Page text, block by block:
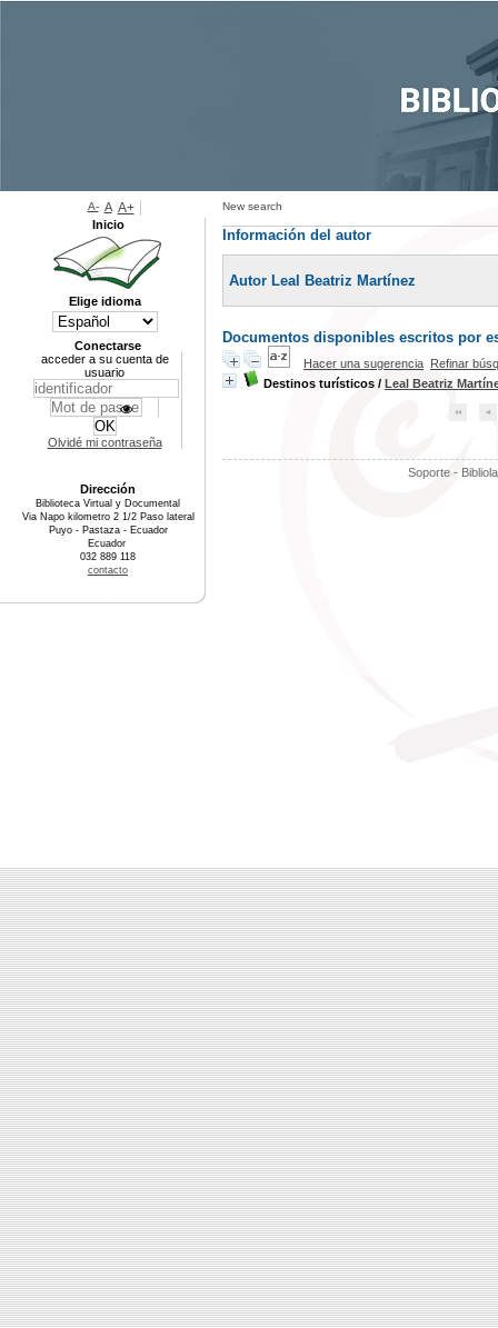
New search
Información del autor
Autor Leal Beatriz Martínez
Documentos disponibles escritos por
Hacer una sugerencia Refinar
Destinos turísticos / Leal Beatriz
Soporte -
A- A A+
Inicio
Elige idioma
Conectarse
acceder a su cuenta de
usuario
Olvidé mi contraseña
Dirección
Biblioteca Virtual y Documental
Via Napo kilometro 2 1/2 Paso lateral
Puyo - Pastaza - Ecuador
Ecuador
032 889 118
contacto